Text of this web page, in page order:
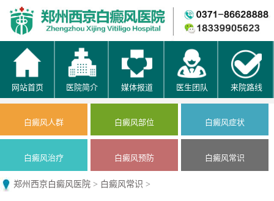
网站首页 医院简介 媒体报道 医生团队 来院路线
白癜风人群 白癜风部位 白癜风症状
白癜风治疗 白癜风预防 白癜风常识
郑州西京白癜风医院 > 白癜风常识 >